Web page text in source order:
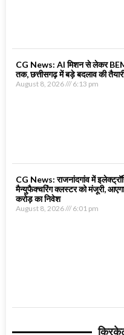
CG News: AI मिशन से लेकर
तक, छत्तीसगढ़ में बड़े बदलाव की
August 8, 2026 6:13 pm
CG News: राजनांदगांव में
मैन्युफैक्चरिंग क्लस्टर को मंजूरी,
करोड़ का निवेश
August 8, 2026 6:01 pm